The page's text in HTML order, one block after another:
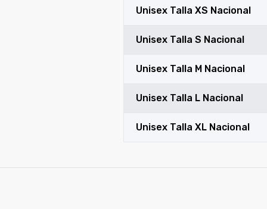
Unisex Talla XS Nacional
Unisex Talla S Nacional
Unisex Talla M Nacional
Unisex Talla L Nacional
Unisex Talla XL Nacional